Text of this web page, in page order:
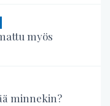
myös
minnekin?